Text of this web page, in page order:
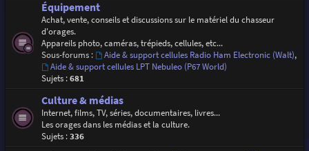
Équipement
Achat, vente, conseils et discussions sur le matériel du chasseur
d'orages.
Appareils photo, caméras, trépieds, cellules, etc...
Sous-forums :
Aide & support cellules Radio Ham Electronic (Walt),
Aide & support cellules LPT Nebuleo (P67 World)
Sujets :681
Culture & médias
Internet, films, TV, séries, documentaires, livres...
Les orages dans les médias et la culture.
Sujets :336